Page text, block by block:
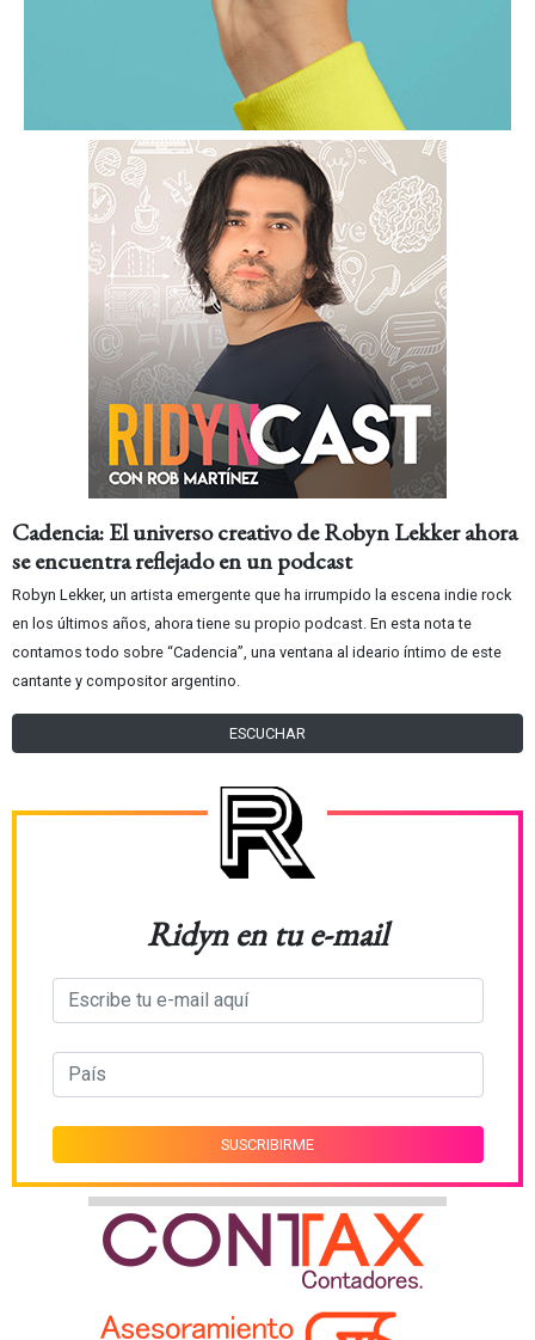
Cadencia: El universo creativo de Robyn Lekker ahora
se encuentra reflejado en un podcast
Robyn Lekker, un artista emergente que ha irrumpido la escena indie rock
en los últimos años, ahora tiene su propio podcast. En esta nota te
contamos todo sobre “Cadencia”, una ventana al ideario íntimo de este
cantante y compositor argentino.
ESCUCHAR
Ridyn en tu e-mail